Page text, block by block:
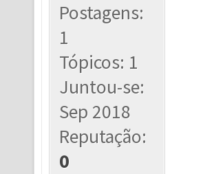
Postagens:
1
Tópicos: 1
Juntou-se:
Sep 2018
Reputação:
0